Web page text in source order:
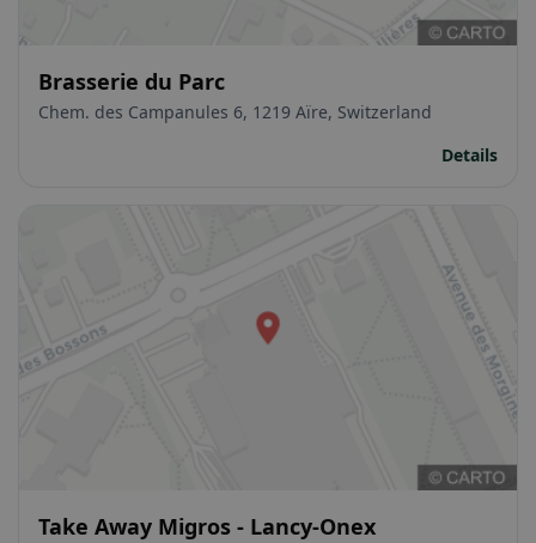
Brasserie du Parc
Chem. des Campanules 6, 1219 Aïre, Switzerland
Details
Take Away Migros - Lancy-Onex